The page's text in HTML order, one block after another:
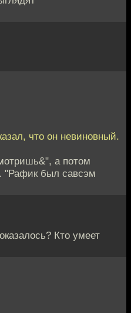
что он невиновный.
а потом
"Рафик был савсэм
Кто умеет